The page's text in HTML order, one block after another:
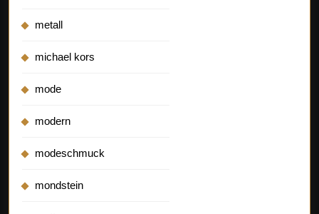
metall
michael kors
mode
modern
modeschmuck
mondstein